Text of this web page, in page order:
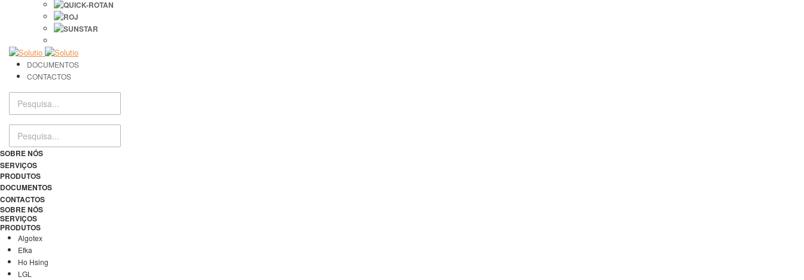
DOCUMENTOS
CONTACTOS
SOBRE NÓS
SERVIÇOS
PRODUTOS
DOCUMENTOS
CONTACTOS
SOBRE NÓS
SERVIÇOS
PRODUTOS
Algotex
Efka
Ho Hsing
LGL